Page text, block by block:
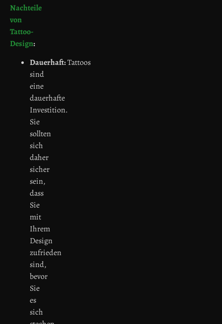
Nachteile
von
Tattoo-
Design:
Dauerhaft:Tattoos
sind
eine
dauerhafte
Investition.
Sie
sollten
sich
daher
sicher
sein,
dass
Sie
mit
Ihrem
Design
zufrieden
sind,
bevor
Sie
es
sich